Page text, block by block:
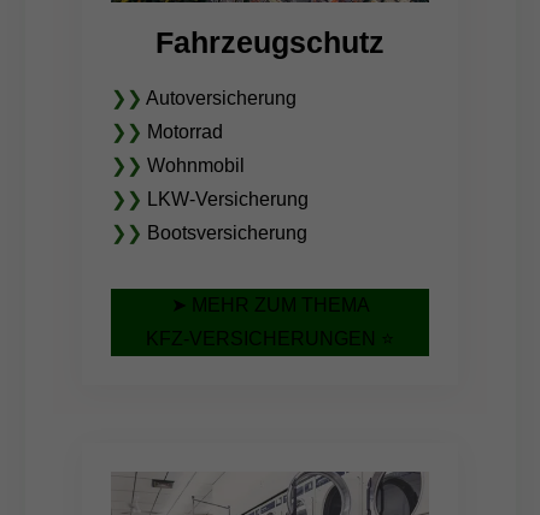
Fahrzeugschutz
❯❯ Autoversicherung
❯❯ Motorrad
❯❯ Wohnmobil
❯❯
LKW-Versicherung
❯❯ Bootsversicherung
➤ MEHR ZUM THEMA
KFZ-VERSICHERUNGEN ⭐